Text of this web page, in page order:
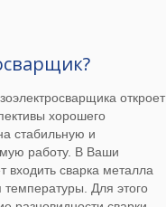
откроет
хорошего
стабильную и
работу. В Ваши
входить сварка металла
температуры. Для этого